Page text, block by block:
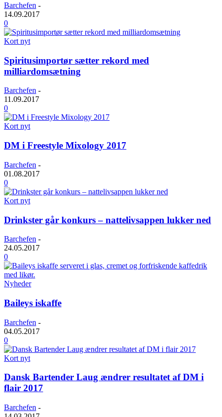
Barchefen -
14.09.2017
0
Kort nyt
Spiritusimportør sætter rekord med
milliardomsætning
Barchefen -
11.09.2017
0
Kort nyt
DM i Freestyle Mixology 2017
Barchefen -
01.08.2017
0
Kort nyt
Drinkster går konkurs – nattelivsappen lukker ned
Barchefen -
24.05.2017
0
Nyheder
Baileys iskaffe
Barchefen -
04.05.2017
0
Kort nyt
Dansk Bartender Laug ændrer resultatet af DM i
flair 2017
Barchefen -